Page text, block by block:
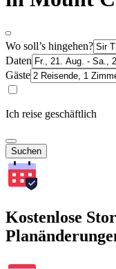
Wo soll’s hingehen?
Daten
Gäste
Ich reise geschäftlich
Suchen
Kostenlose